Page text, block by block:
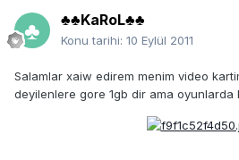
♣♣KaRoL♣♣
Konu tarihi: 10 Eylül 2011
Salamlar xaiw edirem menim video
deyilenlere gore 1gb dir ama oyunlarda